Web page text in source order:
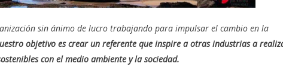
sin ánimo de lucro trabajando para impulsar el cambio en la
objetivo es crear un referente que inspire a otras industrias a
con el medio ambiente y la sociedad.